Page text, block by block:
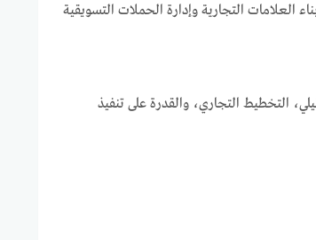
العلامات التجارية وإدارة الحملات التسويقية
التخطيط التجاري، والقدرة على تنفيذ